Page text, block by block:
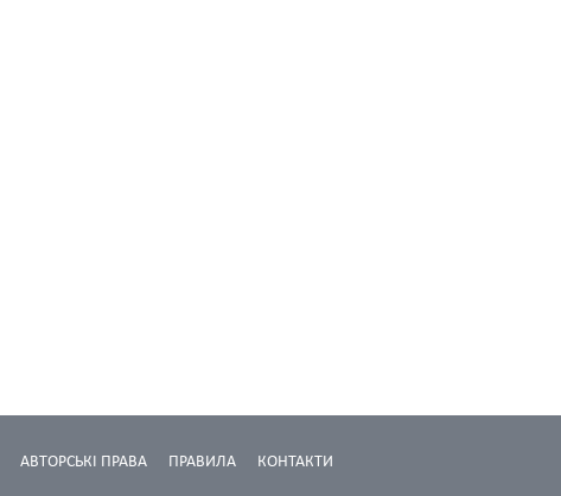
КОНТАКТИ
ПРАВИЛА
АВТОРСЬКІ ПРАВА